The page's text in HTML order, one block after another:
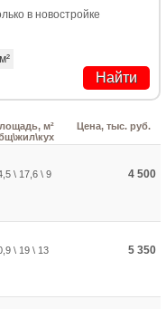
в новостройке
м²
м²
Цена, тыс. руб.
\ 17,6 \ 9 4 500
\ 19 \ 13 5 350